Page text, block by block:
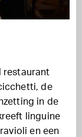
restaurant
de
in de
linguine
en een